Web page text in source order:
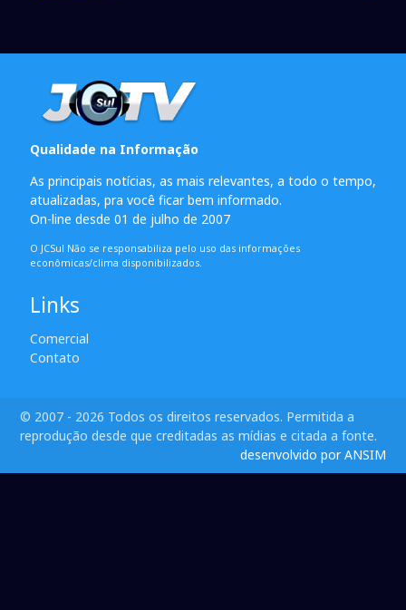
Qualidade na Informação
As principais notícias, as mais relevantes, a todo o tempo,
atualizadas, pra você ficar bem informado.
On-line desde 01 de julho de 2007
O JCSul Não se responsabiliza pelo uso das informações
econômicas/clima disponibilizados.
Links
Comercial
Contato
© 2007 - 2026 Todos os direitos reservados. Permitida a
reprodução desde que creditadas as mídias e citada a fonte.
desenvolvido por ANSIM